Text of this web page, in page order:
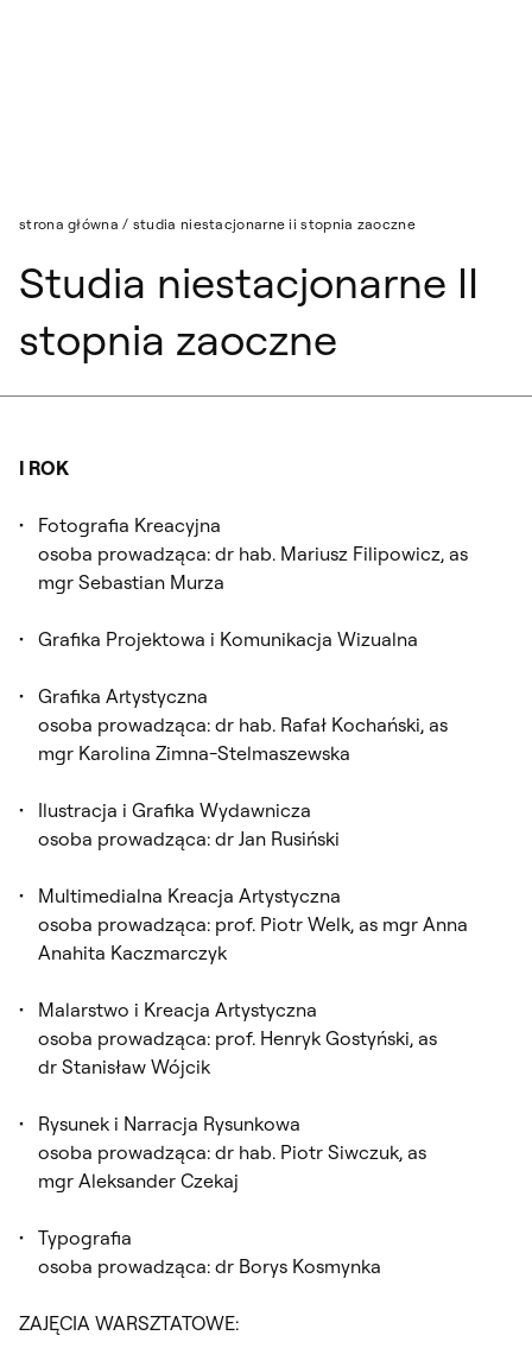
strona główna / studia niestacjonarne ii stopnia zaoczne
Studia niestacjonarne II
stopnia zaoczne
I ROK
Fotografia Kreacyjna
osoba prowadząca: dr hab. Mariusz Filipowicz, as
mgr Sebastian Murza
Grafika Projektowa i Komunikacja Wizualna
Grafika Artystyczna
osoba prowadząca: dr hab. Rafał Kochański, as
mgr Karolina Zimna-Stelmaszewska
Ilustracja i Grafika Wydawnicza
osoba prowadząca: dr Jan Rusiński
Multimedialna Kreacja Artystyczna
osoba prowadząca: prof. Piotr Welk, as mgr Anna
Anahita Kaczmarczyk
Malarstwo i Kreacja Artystyczna
osoba prowadząca: prof. Henryk Gostyński, as
dr Stanisław Wójcik
Rysunek i Narracja Rysunkowa
osoba prowadząca: dr hab. Piotr Siwczuk, as
mgr Aleksander Czekaj
Typografia
osoba prowadząca: dr Borys Kosmynka
ZAJĘCIA WARSZTATOWE: